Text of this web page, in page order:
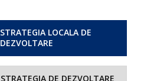
STRATEGIA LOCALA DE
DEZVOLTARE
STRATEGIA DE DEZVOLTARE